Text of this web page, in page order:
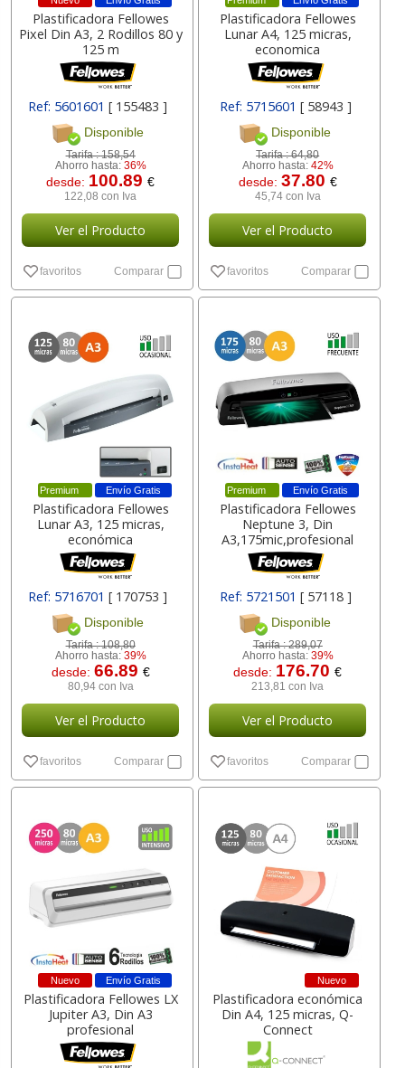
Plastificadora Fellowes
Pixel Din A3, 2 Rodillos 80 y
125 m
Ref: 5601601[ 155483 ]
Disponible
Tarifa :158,54
Ahorro hasta: 36%
desde: 100.89€
122,08 con Iva
Ver el Producto
favoritos Comparar
Plastificadora Fellowes
Lunar A4, 125 micras,
economica
Ref: 5715601 [ 58943 ]
Disponible
Tarifa :64,80
Ahorro hasta: 42%
desde: 37.80 €
45,74 con Iva
Ver el Producto
favoritos Comparar
Envío Gratis
Premium
Plastificadora Fellowes
Lunar A3, 125 micras,
económica
Ref: 5716701[ 170753 ]
Disponible
Tarifa :108,80
Ahorro hasta: 39%
desde: 66.89 €
80,94 con Iva
Ver el Producto
favoritos Comparar
Envío Gratis
Premium
Plastificadora Fellowes
Neptune 3, Din
A3,175mic,profesional
Ref: 5721501 [ 57118 ]
Disponible
Tarifa :289,07
Ahorro hasta: 39%
desde: 176.70€
213,81 con Iva
Ver el Producto
favoritos Comparar
Envío Gratis
Nuevo
Plastificadora Fellowes LX
Jupiter A3, Din A3
profesional
Nuevo
Plastificadora económica
Din A4, 125 micras, Q-
Connect